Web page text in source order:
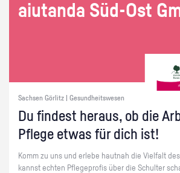
ai­utan­da Süd-Ost
Sachsen Görlitz | Gesundheitswesen
Du fin­dest her­aus, ob die
Pfle­ge etwas für dich ist!
Komm zu uns und er­le­be haut­nah die Viel­falt
kannst ech­ten Pfle­ge­pro­fis über die Schul­ter